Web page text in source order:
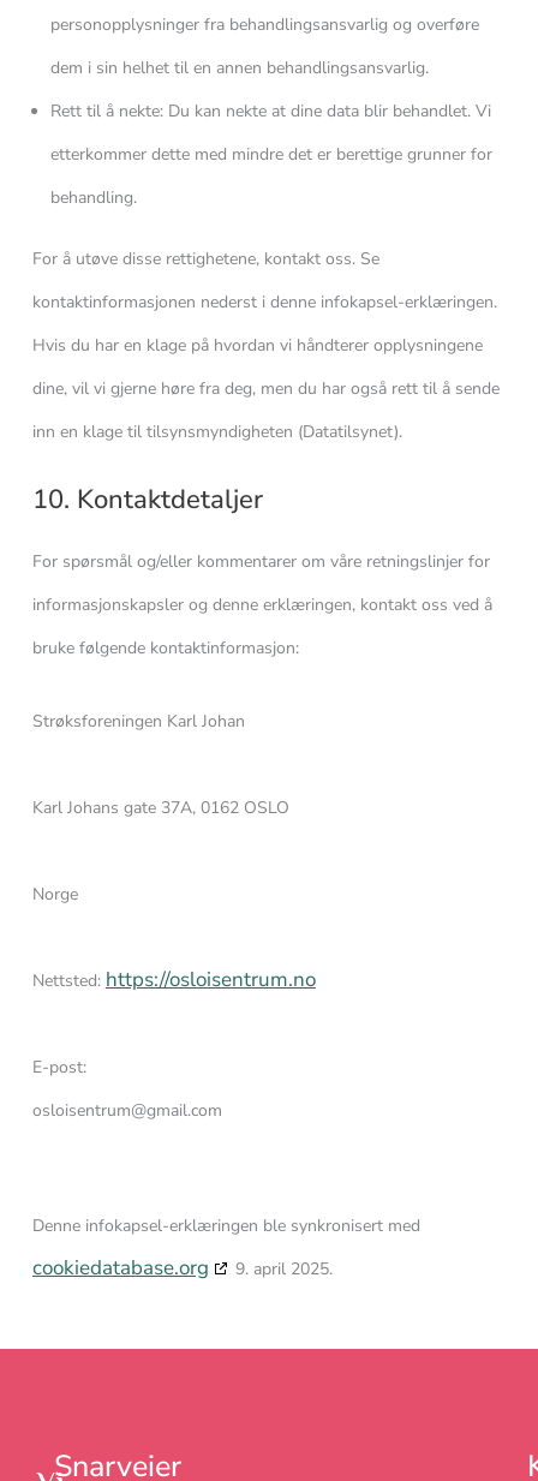
personopplysninger fra behandlingsansvarlig og overføre
dem i sin helhet til en annen behandlingsansvarlig.
Rett til å nekte: Du kan nekte at dine data blir behandlet. Vi
etterkommer dette med mindre det er berettige grunner for
behandling.
For å utøve disse rettighetene, kontakt oss. Se
kontaktinformasjonen nederst i denne infokapsel-erklæringen.
Hvis du har en klage på hvordan vi håndterer opplysningene
dine, vil vi gjerne høre fra deg, men du har også rett til å sende
inn en klage til tilsynsmyndigheten (Datatilsynet).
10. Kontaktdetaljer
For spørsmål og/eller kommentarer om våre retningslinjer for
informasjonskapsler og denne erklæringen, kontakt oss ved å
bruke følgende kontaktinformasjon:
Strøksforeningen Karl Johan
Karl Johans gate 37A, 0162 OSLO
Norge
Nettsted: https://osloisentrum.no
E-post:
osloisentrum@gmail.com
Denne infokapsel-erklæringen ble synkronisert med
cookiedatabase.org 9. april 2025.
Snarveier